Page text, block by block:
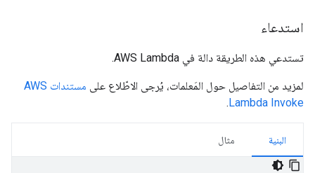
استدعاء
تستدعي هذه الطريقة دالة في AWS Lambda.
لمزيد من التفاصيل حول المَعلمات، يُرجى الاطّلاع على
مستندات AWS
Lambda Invoke
.
البنية مثال